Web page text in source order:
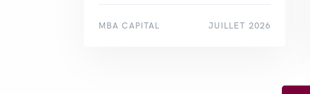
MBA CAPITAL JUILLET 2026